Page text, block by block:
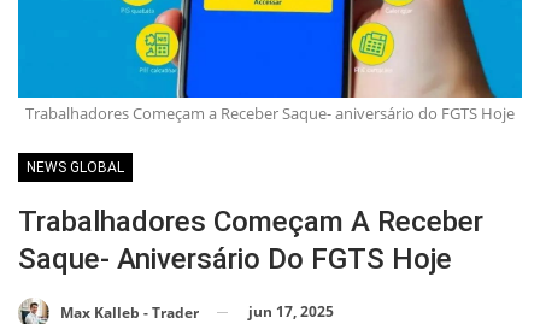
Trabalhadores Começam a Receber Saque- aniversário do FGTS Hoje
NEWS GLOBAL
Trabalhadores Começam A Receber
Saque- Aniversário Do FGTS Hoje
Max Kalleb - Trader jun 17, 2025